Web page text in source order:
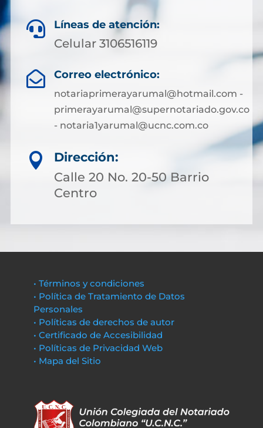
 Líneas de atención:
Celular 3106516119
 Correo electrónico:
notariaprimerayarumal@hotmail.com -
primerayarumal@supernotariado.gov.co
- notaria1yarumal@ucnc.com.co

Dirección:
Calle 20 No. 20-50 Barrio
Centro
• Términos y condiciones
• Política de Tratamiento de Datos
Personales
• Políticas de derechos de autor
• Certificado de Accesibilidad
• Políticas de Privacidad Web
• Mapa del Sitio